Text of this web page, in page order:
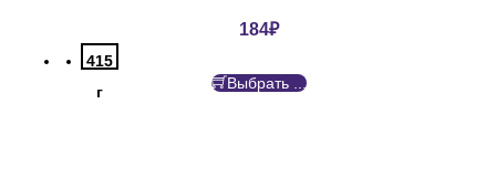
184₽
415
г
Выбрать ...